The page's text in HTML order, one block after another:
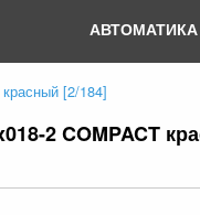
АВТОМАТИКА
[2/184]
2 COMPACT